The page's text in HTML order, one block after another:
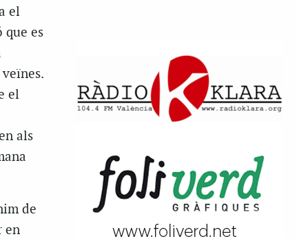
el
es
el
als
de
en